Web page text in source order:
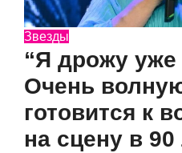
Звезды
“Я дрожу уже
Очень
готовится к
на сцену в 90